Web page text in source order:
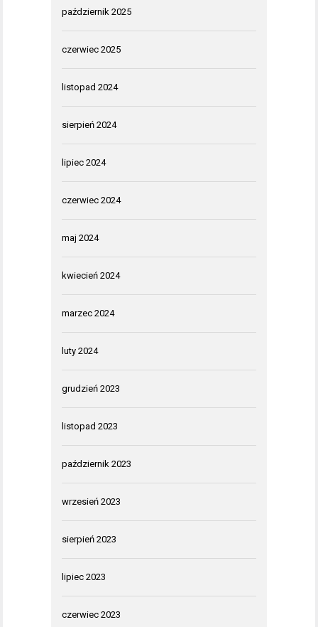
październik 2025
czerwiec 2025
listopad 2024
sierpień 2024
lipiec 2024
czerwiec 2024
maj 2024
kwiecień 2024
marzec 2024
luty 2024
grudzień 2023
listopad 2023
październik 2023
wrzesień 2023
sierpień 2023
lipiec 2023
czerwiec 2023